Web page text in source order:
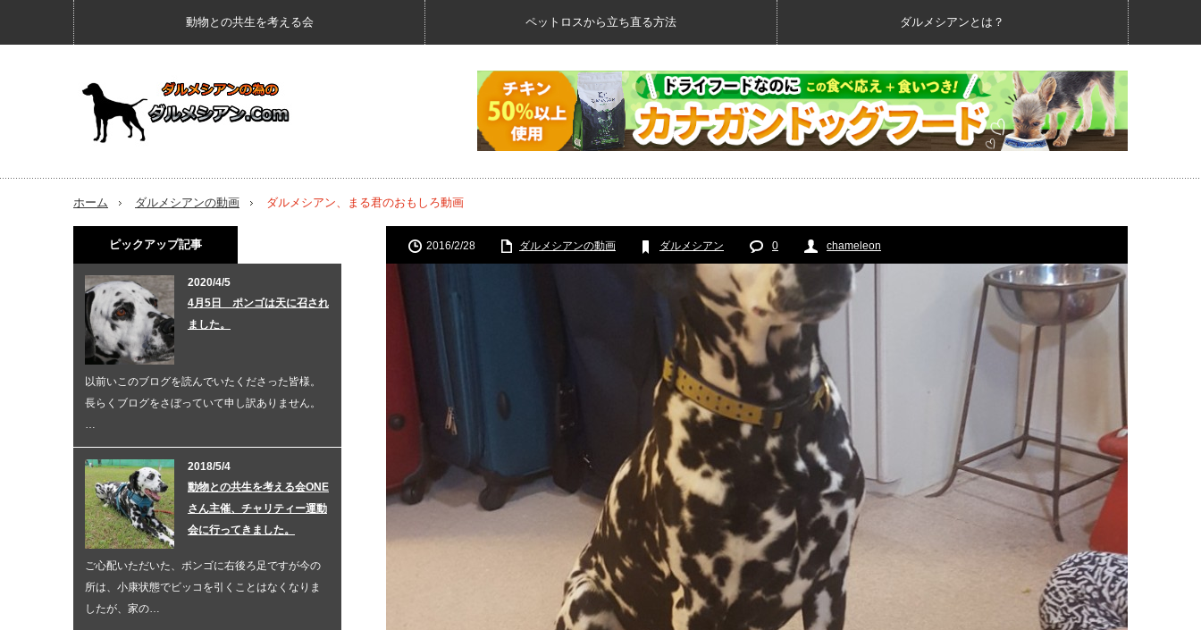
動物との共生を考える会 ペットロスから立ち直る方法 ダルメシアンとは？
ホーム ダルメシアンの動画 ダルメシアン、まる君のおもしろ動画
2016/2/28 ダルメシアンの動画 ダルメシアン 0 chameleon
ピックアップ記事
2020/4/5
4月5日 ポンゴは天に召され
ました。
以前いこのブログを読んでいたくださった皆様。
長らくブログをさぼっていて申し訳ありません。
…
2018/5/4
動物との共生を考える会ONE
さん主催、チャリティー運動
会に行ってきました。
ご心配いただいた、ポンゴに右後ろ足ですが今の
所は、小康状態でビッコを引くことはなくなりま
したが、家の…